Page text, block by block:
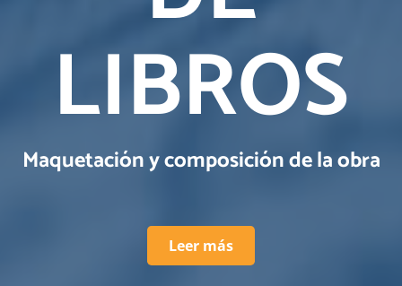
LIBROS
Maquetación y composición de la obra
Leer más